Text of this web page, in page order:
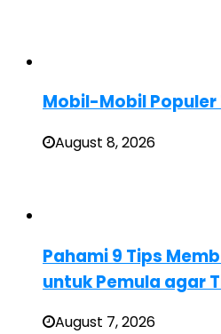
Mobil-Mobil Populer
August 8, 2026
Pahami 9 Tips
untuk Pemula agar
August 7, 2026